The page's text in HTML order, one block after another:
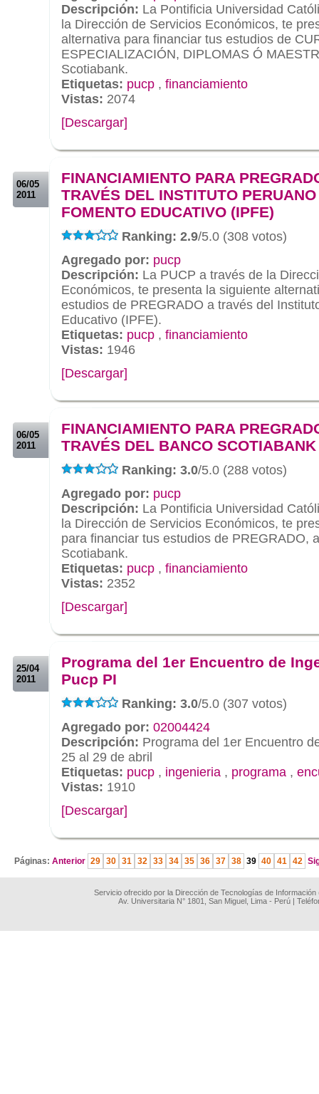
Descripción: La Pontificia Universidad
la Dirección de Servicios Económicos, te
alternativa para financiar tus estudios de
ESPECIALIZACIÓN, DIPLOMAS Ó
Scotiabank.
Etiquetas: pucp , financiamiento
Vistas: 2074
[Descargar]
06/05
2011
FINANCIAMIENTO PARA
TRAVÉS DEL INSTITUTO
FOMENTO EDUCATIVO (IPFE)
Ranking: 2.9/5.0 (308 votos)
Agregado por: pucp
Descripción: La PUCP a través de la
Económicos, te presenta la siguiente
estudios de PREGRADO a través del
Educativo (IPFE).
Etiquetas: pucp , financiamiento
Vistas: 1946
[Descargar]
06/05
2011
FINANCIAMIENTO PARA
TRAVÉS DEL BANCO SCOTIABANK
Ranking: 3.0/5.0 (288 votos)
Agregado por: pucp
Descripción: La Pontificia Universidad
la Dirección de Servicios Económicos, te
para financiar tus estudios de PREGRADO,
Scotiabank.
Etiquetas: pucp , financiamiento
Vistas: 2352
[Descargar]
25/04
2011
Programa del 1er Encuentro de
Pucp PI
Ranking: 3.0/5.0 (307 votos)
Agregado por: 02004424
Descripción: Programa del 1er Encuentro
25 al 29 de abril
Etiquetas: pucp , ingenieria , programa ,
Vistas: 1910
[Descargar]
Páginas: Anterior 29 30 31 32 33 34 35 36 37 38 39 40 41 42
Servicio ofrecido por la Dirección de Tecnologías de
Av. Universitaria N° 1801, San Miguel, Lima - Perú |